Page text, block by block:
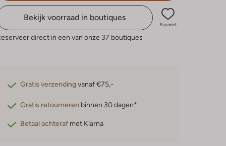
Bekijk voorraad in boutiques
Favoriet
direct in een van onze 37 boutiques
Gratis verzendingvanaf €75,-
Gratis retourneren binnen 30 dagen*
Betaal achteraf met Klarna